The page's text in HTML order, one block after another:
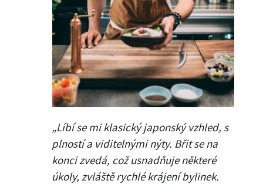
„Líbí se mi klasický japonský vzhled, s
plností a viditelnými nýty. Břit se na
konci zvedá, což usnadňuje některé
úkoly, zvláště rychlé krájení bylinek.